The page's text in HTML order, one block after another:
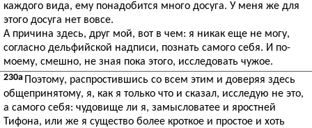
каждого вида, ему понадобится много досуга. У меня же для
этого досуга нет вовсе.
А причина здесь, друг мой, вот в чем: я никак еще не могу,
согласно дельфийской надписи, познать самого себя. И по-
моему, смешно, не зная пока этого, исследовать чужое.
230a Поэтому, распростившись со всем этим и доверяя здесь
общепринятому, я, как я только что и сказал, исследую не это,
а самого себя: чудовище ли я, замысловатее и яростней
Тифона, или же я существо более кроткое и простое и хоть